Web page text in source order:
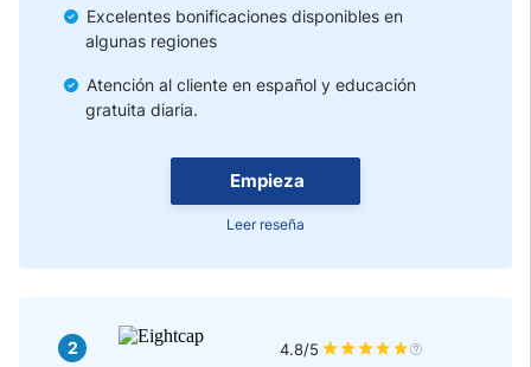
Empieza
Leer reseña
Excelentes bonificaciones disponibles en
algunas regiones
Atención al cliente en español y educación
gratuita diaria.
2 4.8/5